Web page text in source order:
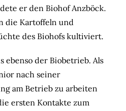
er den Biohof Anzböck.
die Kartoffeln und
des Biohofs kultiviert.
ebenso der Biobetrieb. Als
nach seiner
am Betrieb zu arbeiten
ersten Kontakte zum